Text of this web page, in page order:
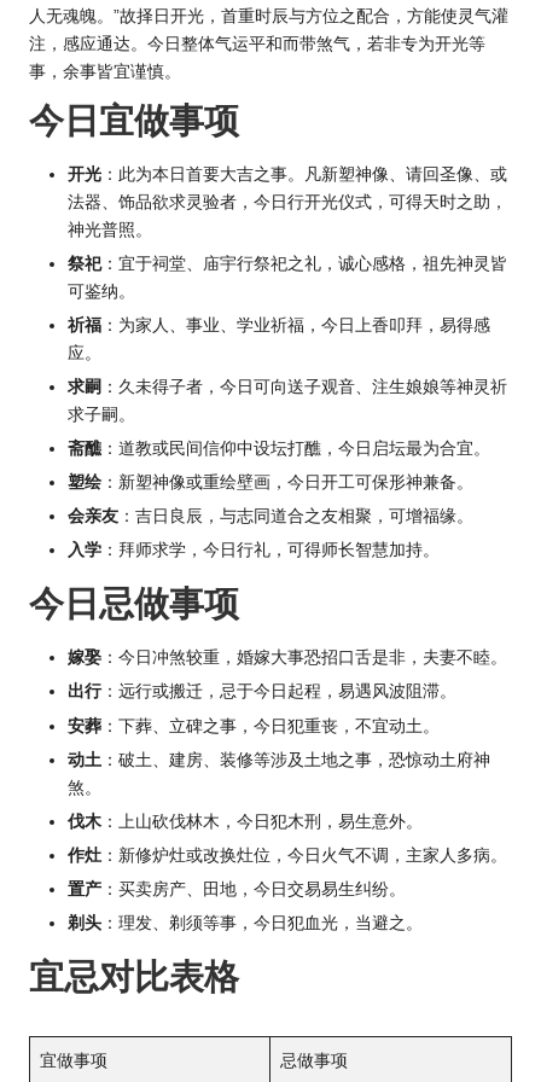
人无魂魄。”故择日开光，首重时辰与方位之配合，方能使灵气灌
注，感应通达。今日整体气运平和而带煞气，若非专为开光等
事，余事皆宜谨慎。
今日宜做事项
开光 ：此为本日首要大吉之事。凡新塑神像、请回圣像、或
法器、饰品欲求灵验者，今日行开光仪式，可得天时之助，
神光普照。
祭祀：宜于祠堂、庙宇行祭祀之礼，诚心感格，祖先神灵皆
可鉴纳。
祈福 ：为家人、事业、学业祈福，今日上香叩拜，易得感
应。
求嗣 ：久未得子者，今日可向送子观音、注生娘娘等神灵祈
求子嗣。
斋醮 ：道教或民间信仰中设坛打醮，今日启坛最为合宜。
塑绘 ：新塑神像或重绘壁画，今日开工可保形神兼备。
会亲友 ：吉日良辰，与志同道合之友相聚，可增福缘。
入学 ：拜师求学，今日行礼，可得师长智慧加持。
今日忌做事项
嫁娶 ：今日冲煞较重，婚嫁大事恐招口舌是非，夫妻不睦。
出行：远行或搬迁，忌于今日起程，易遇风波阻滞。
安葬 ：下葬、立碑之事，今日犯重丧，不宜动土。
动土 ：破土、建房、装修等涉及土地之事，恐惊动土府神
煞。
伐木 ：上山砍伐林木，今日犯木刑，易生意外。
作灶 ：新修炉灶或改换灶位，今日火气不调，主家人多病。
置产 ：买卖房产、田地，今日交易易生纠纷。
剃头 ：理发、剃须等事，今日犯血光，当避之。
宜忌对比表格
宜做事项 忌做事项